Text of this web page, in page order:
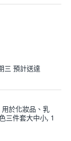
三 預計送達
於化妝品、乳
三件套大中小, 1